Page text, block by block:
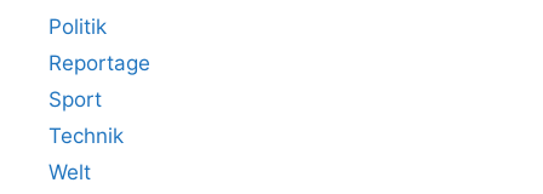
Politik
Reportage
Sport
Technik
Welt